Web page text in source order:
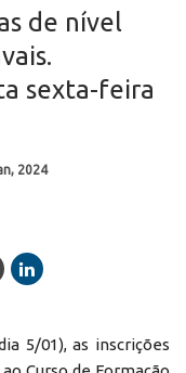
de nível
sexta-feira
2024
5/01), as inscrições